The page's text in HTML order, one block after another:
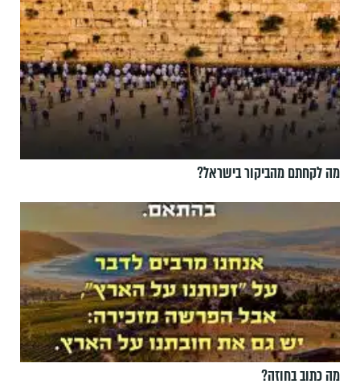
מה לקחתם מהביקור בישראל?
מה כתוב בחוזה?